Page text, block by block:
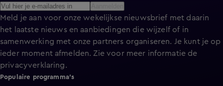
Meld je aan voor onze wekelijkse nieuwsbrief met daarin
het laatste nieuws en aanbiedingen die wijzelf of in
samenwerking met onze partners organiseren. Je kunt je op
ieder moment afmelden. Zie voor meer informatie de
privacyverklaring.
Populaire programma's